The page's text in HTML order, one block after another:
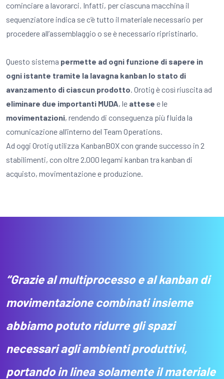
cominciare a lavorarci. Infatti, per ciascuna macchina il
sequenziatore indica se c’è tutto il materiale necessario per
procedere all’assemblaggio o se è necessario ripristinarlo.
Questo sistema permette ad ogni funzione di sapere in
ogni istante tramite la lavagna kanban lo stato di
avanzamento di ciascun prodotto. Orotig è così riuscita ad
eliminare due importanti MUDA, le attese e le
movimentazioni, rendendo di conseguenza più fluida la
comunicazione all’interno del Team Operations.
Ad oggi Orotig utilizza KanbanBOX con grande successo in 2
stabilimenti, con oltre 2.000 legami kanban tra kanban di
acquisto, movimentazione e produzione.
“Grazie al multiprocesso e al kanban di
movimentazione combinati insieme
abbiamo potuto ridurre gli spazi
necessari agli ambienti produttivi,
portando in linea solamente il materiale